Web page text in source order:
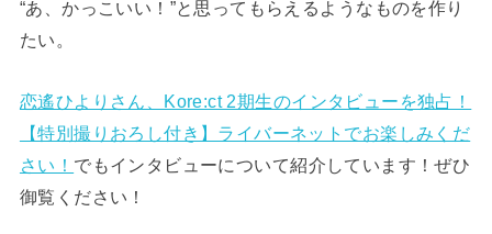
“あ、かっこいい！”と思ってもらえるようなものを作り
たい。
恋遙ひよりさん、Kore:ct 2期生のインタビューを独占！
【特別撮りおろし付き】ライバーネットでお楽しみくだ
さい！ でもインタビューについて紹介しています！ぜひ
御覧ください！